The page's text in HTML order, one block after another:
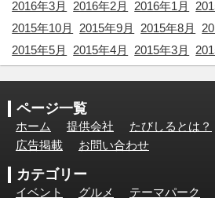
2016年3月
2016年2月 2016年1月
2015年10月
2015年9月 2015年8月
2015年5月
2015年4月 2015年3月
ページ一覧
ホーム 提供会社 たびしるとは？
広告掲載
お問い合わせ
カテゴリー
イベント グルメ テーマパーク